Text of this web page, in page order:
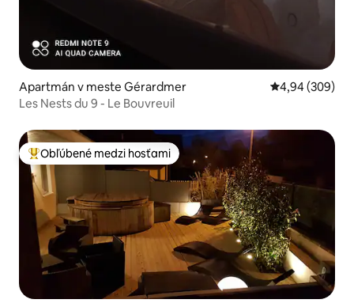
Apartmán v meste Gérardmer Priemerné
4,94 (309)
Les Nests du 9 - Le Bouvreuil
Najobľúbenejšie medzi hosťami
Obľúbené medzi hosťami